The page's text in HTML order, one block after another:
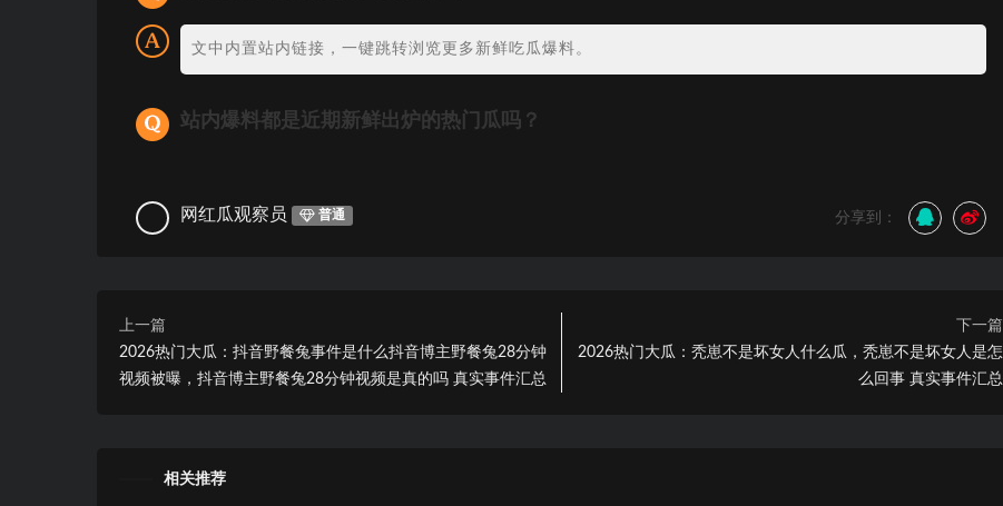
文中内置站内链接，一键跳转浏览更多新鲜吃瓜爆料。
站内爆料都是近期新鲜出炉的热门瓜吗？
网红瓜观察员 普通 分享到：
上一篇
2026热门大瓜：抖音野餐兔事件是什么抖音博主野餐兔28分钟
视频被曝，抖音博主野餐兔28分钟视频是真的吗 真实事件汇总
下一篇
2026热门大瓜：秃崽不是坏女人什么瓜，秃崽不是坏女人是怎
么回事 真实事件汇总
相关推荐